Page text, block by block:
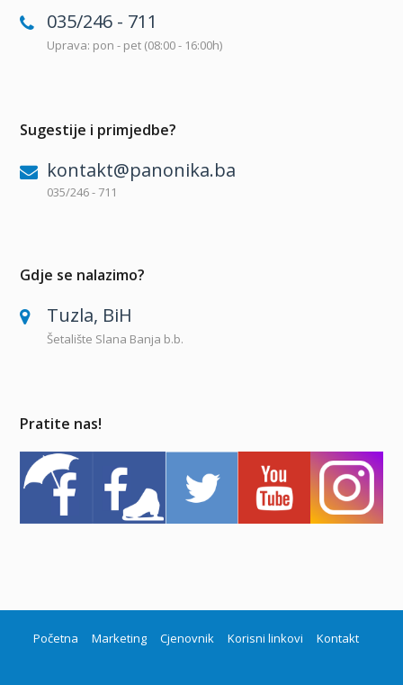
035/246 - 711
Uprava: pon - pet (08:00 - 16:00h)
Sugestije i primjedbe?
kontakt@panonika.ba
035/246 - 711
Gdje se nalazimo?
Tuzla, BiH
Šetalište Slana Banja b.b.
Pratite nas!
Početna Marketing Cjenovnik Korisni linkovi Kontakt